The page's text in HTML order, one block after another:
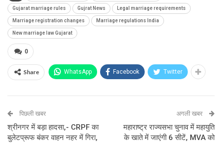
Gujarat marriage rules Gujrat News Legal marriage requirements
Marriage registration changes Marriage regulations India
New marriage law Gujarat
0
Share WhatsApp Facebook Twitter
पिछली खबर
श्रीनगर में बड़ा हादसा,- CRPF का
बुलेटप्रूफ बंकर वाहन नहर में गिरा,
अगली खबर
महाराष्ट्र राज्यसभा चुनाव में महायुति
के खाते में जाएंगी 6 सीटें, MVA को